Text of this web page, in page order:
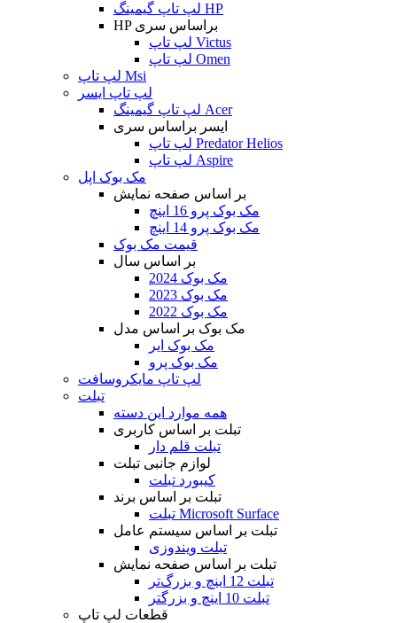
لپ تاپ گیمینگ HP
HP براساس سری
لپ تاپ Victus
لپ تاپ Omen
لپ تاپ Msi
لپ تاپ ایسر
لپ تاپ گیمینگ Acer
ایسر براساس سری
لپ تاپ Predator Helios
لپ تاپ Aspire
مک بوک اپل
بر اساس صفحه نمایش
مک بوک پرو 16 اینچ
مک بوک پرو 14 اینچ
قیمت مک بوک
بر اساس سال
مک بوک 2024
مک بوک 2023
مک بوک 2022
مک بوک بر اساس مدل
مک بوک ایر
مک بوک پرو
لپ تاپ مایکروسافت
تبلت
همه موارد این دسته
تبلت بر اساس کاربری
تبلت قلم دار
لوازم جانبی تبلت
کیبورد تبلت
تبلت بر اساس برند
تبلت Microsoft Surface
تبلت بر اساس سیستم عامل
تبلت ویندوزی
تبلت بر اساس صفحه نمایش
تبلت 12 اینچ و بزرگ‌تر
تبلت 10 اینچ و بزرگتر
قطعات لپ تاپ